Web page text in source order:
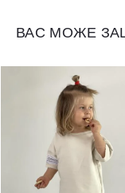
ВАС МОЖЕ